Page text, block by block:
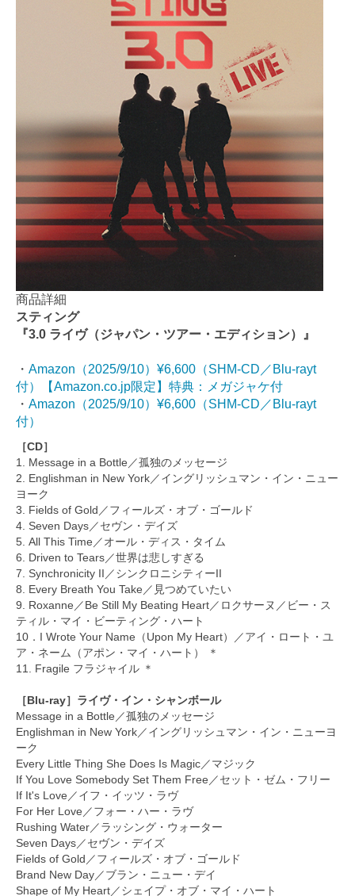
商品詳細
スティング
『3.0 ライヴ（ジャパン・ツアー・エディション）』
・ Amazon（2025/9/10）¥6,600（SHM-CD／Blu-rayt
付）【Amazon.co.jp限定】特典：メガジャケ付
・ Amazon（2025/9/10）¥6,600（SHM-CD／Blu-rayt
付）
［CD］
1. Message in a Bottle／孤独のメッセージ
2. Englishman in New York／イングリッシュマン・イン・ニュー
ヨーク
3. Fields of Gold／フィールズ・オブ・ゴールド
4. Seven Days／セヴン・デイズ
5. All This Time／オール・ディス・タイム
6. Driven to Tears／世界は悲しすぎる
7. Synchronicity II／シンクロニシティーII
8. Every Breath You Take／見つめていたい
9. Roxanne／Be Still My Beating Heart／ロクサーヌ／ビー・ス
ティル・マイ・ビーティング・ハート
10．I Wrote Your Name（Upon My Heart）／アイ・ロート・ユ
ア・ネーム（アポン・マイ・ハート） ＊
11. Fragile フラジャイル ＊
［Blu-ray］ライヴ・イン・シャンボール
Message in a Bottle／孤独のメッセージ
Englishman in New York／イングリッシュマン・イン・ニューヨ
ーク
Every Little Thing She Does Is Magic／マジック
If You Love Somebody Set Them Free／セット・ゼム・フリー
If It's Love／イフ・イッツ・ラヴ
For Her Love／フォー・ハー・ラヴ
Rushing Water／ラッシング・ウォーター
Seven Days／セヴン・デイズ
Fields of Gold／フィールズ・オブ・ゴールド
Brand New Day／ブラン・ニュー・デイ
Shape of My Heart／シェイプ・オブ・マイ・ハート